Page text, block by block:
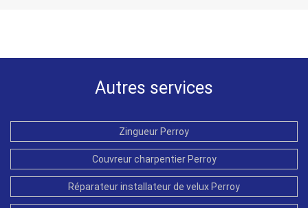
Autres services
Zingueur Perroy
Couvreur charpentier Perroy
Réparateur installateur de velux Perroy